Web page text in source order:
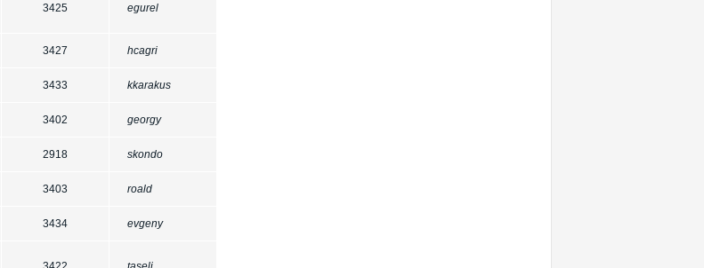
3425 egurel
3427 hcagri
3433 kkarakus
3402 georgy
2918 skondo
3403 roald
3434 evgeny